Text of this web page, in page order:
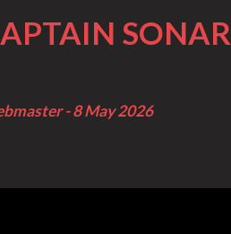
SONAR
- 8 May 2026